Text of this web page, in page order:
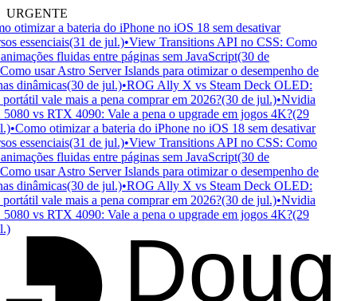
URGENTE
otimizar a bateria do iPhone no iOS 18 sem desativar
essenciais(31 de jul.)•View Transitions API no CSS: Como
fluidas entre páginas sem JavaScript(30 de
usar Astro Server Islands para otimizar o desempenho de
dinâmicas(30 de jul.)•ROG Ally X vs Steam Deck OLED:
vale mais a pena comprar em 2026?(30 de jul.)•Nvidia
vs RTX 4090: Vale a pena o upgrade em jogos 4K?(29
•Como otimizar a bateria do iPhone no iOS 18 sem desativar
essenciais(31 de jul.)•View Transitions API no CSS: Como
fluidas entre páginas sem JavaScript(30 de
usar Astro Server Islands para otimizar o desempenho de
dinâmicas(30 de jul.)•ROG Ally X vs Steam Deck OLED:
vale mais a pena comprar em 2026?(30 de jul.)•Nvidia
vs RTX 4090: Vale a pena o upgrade em jogos 4K?(29
Doug